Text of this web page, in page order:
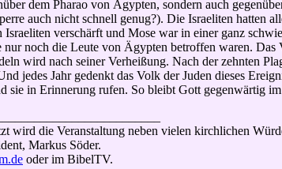
dem Pharao von Ägypten, sondern auch
auch nicht schnell genug?). Die Israeliten hatten
verschärft und Mose war in einer ganz
noch die Leute von Ägypten betroffen waren.
wird nach seiner Verheißung. Nach der zehnten
jedes Jahr gedenkt das Volk der Juden dieses
sie in Erinnerung rufen. So bleibt Gott gegenwärtig
wird die Veranstaltung neben vielen kirchlichen
Markus Söder.
oder im BibelTV.